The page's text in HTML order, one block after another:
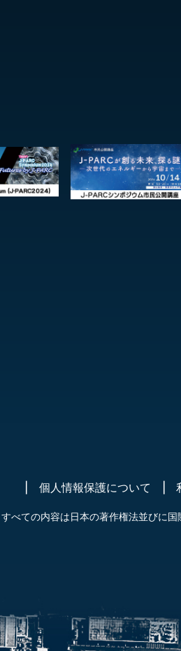
個人情報保護について
すべての内容は日本の著作権法並びに国